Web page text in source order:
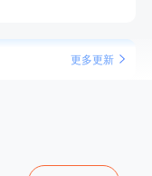
更多更新